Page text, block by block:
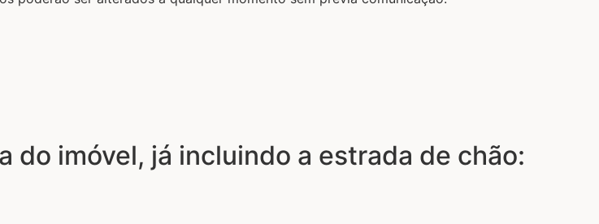
imóvel, já incluindo a estrada de chão: